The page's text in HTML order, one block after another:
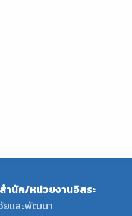
ำนัก/หน่วยงานอิสระ
ยและพัฒนา